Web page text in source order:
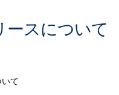
ースについて
て